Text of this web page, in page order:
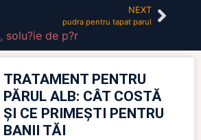
NEXT
pudra pentru tapat parul
, solu?ie de p?r
TRATAMENT PENTRU
PĂRUL ALB: CÂT COSTĂ
ȘI CE PRIMEȘTI PENTRU
BANII TĂI